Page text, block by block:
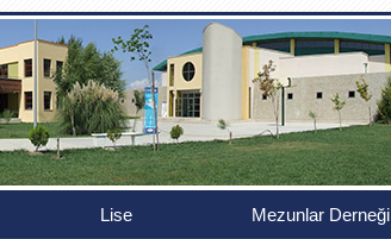
Lise Mezunlar Derneği